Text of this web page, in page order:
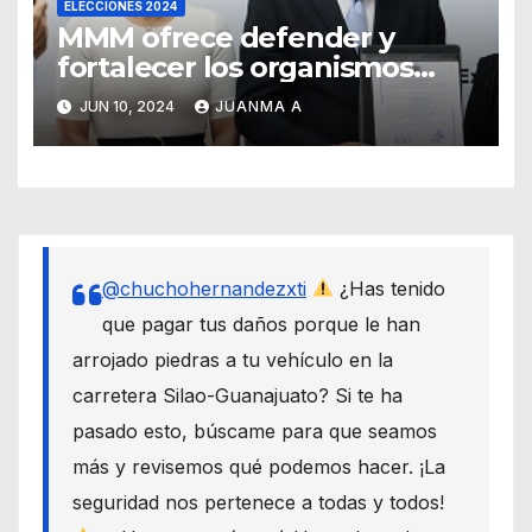
ELECCIONES 2024
MMM ofrece defender y
fortalecer los organismos
autónomos desde el Senado
JUN 10, 2024 JUANMA A
@chuchohernandezxti
¿Has tenido
que pagar tus daños porque le han
arrojado piedras a tu vehículo en la
carretera Silao-Guanajuato? Si te ha
pasado esto, búscame para que seamos
más y revisemos qué podemos hacer. ¡La
seguridad nos pertenece a todas y todos!